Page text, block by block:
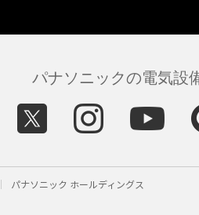
パナソニックの電気設
パナソニック ホールディングス